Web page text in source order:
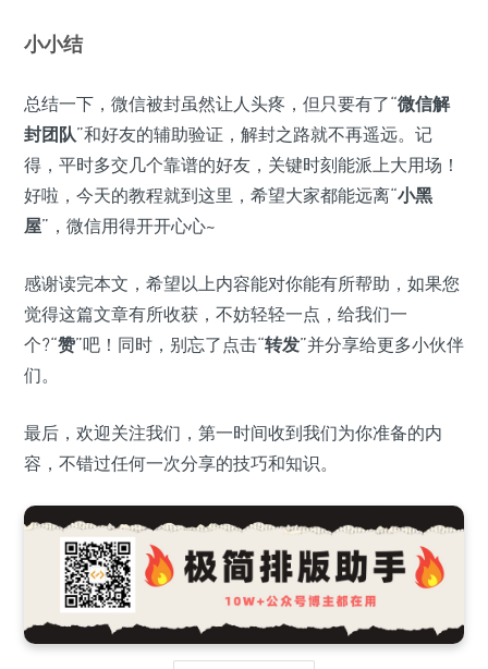
小小结
总结一下，微信被封虽然让人头疼，但只要有了“微信解
封团队”和好友的辅助验证，解封之路就不再遥远。记
得，平时多交几个靠谱的好友，关键时刻能派上大用场！
好啦，今天的教程就到这里，希望大家都能远离“小黑
屋”，微信用得开开心心~
感谢读完本文，希望以上内容能对你能有所帮助，如果您
觉得这篇文章有所收获，不妨轻轻一点，给我们一
个?“赞”吧！同时，别忘了点击“转发”并分享给更多小伙伴
们。
最后，欢迎关注我们，第一时间收到我们为你准备的内
容，不错过任何一次分享的技巧和知识。